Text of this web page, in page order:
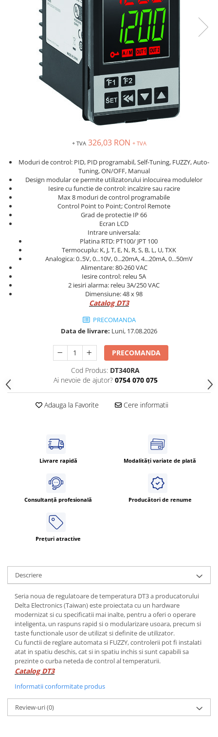
Router si switch-uri industriale
Afisoare digitale
Senzori distanta
Senzori fotoelectrici
Senzori inductivi
Senzori magnetici-rezistivi
Senzori ultrasonici
Contactoare
Butoane si accesorii
Lampa multi LED
Intrerupatoare de protectie
Cam Switches
Accesorii cleme
Cleme 10mm
Cleme 2.5mm
Cleme 4mm
Cleme 6mm
Intrerupator general
+ TVA 326,03 RON + TVA
Moduri de control: PID, PID programabil, Self-Tuning, FUZZY, Auto-
Tuning, ON/OFF, Manual
Design modular ce permite utilizatorului inlocuirea modulelor
Iesire cu functie de control: incalzire sau racire
Max 8 moduri de control programabile
Control Point to Point; Control Remote
Grad de protectie IP 66
Ecran LCD
Intrare universala:
Platina RTD: PT100/ JPT 100
Termocuplu: K, J, T, E, N, R, S, B, L, U, TXK
Analogica: 0..5V, 0...10V, 0...20mA, 4...20mA, 0...50mV
Alimentare: 80-260 VAC
Iesire control: releu 5A
2 iesiri alarma: releu 3A/250 VAC
Dimensiune: 48 x 98
Catalog DT3
PRECOMANDA
Data de livrare: Luni, 17.08.2026
PRECOMANDA
Cod Produs: DT340RA
Ai nevoie de ajutor? 0754 070 075
Adauga la Favorite Cere informatii
Livrare rapidă Modalități variate de plată
Consultanță profesională Producători de renume
Prețuri atractive
Descriere
Seria noua de regulatoare de temperatura DT3 a producatorului
Delta Electronics (Taiwan) este proiectata cu un hardware
modernizat si cu specificatii mai inalte, pentru a oferi o operare
inteligenta, un raspuns rapid si o modularizare usoara, precum si
taste functionale usor de utilizat si definite de utilizator.
Cu functii de reglare automata si FUZZY, controlerii pot fi instalati
atat in spatiu deschis, cat si in spatiu inchis si sunt capabili sa
prezinte o curba neteda de control al temperaturii.
Catalog DT3
Informatii conformitate produs
Review-uri(0)